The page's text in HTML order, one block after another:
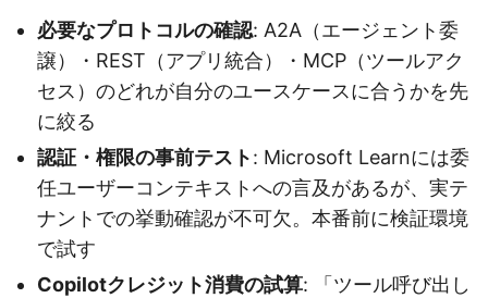
必要なプロトコルの確認: A2A（エージェント委
譲）・REST（アプリ統合）・MCP（ツールアク
セス）のどれが自分のユースケースに合うかを先
に絞る
認証・権限の事前テスト: Microsoft Learnには委
任ユーザーコンテキストへの言及があるが、実テ
ナントでの挙動確認が不可欠。本番前に検証環境
で試す
Copilotクレジット消費の試算: 「ツール呼び出し